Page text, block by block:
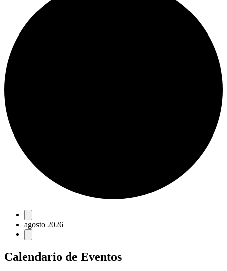
Eventos
agosto 2026
Calendario de Eventos